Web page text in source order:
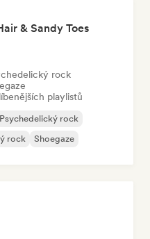
& Sandy Toes
rock
playlistů
Psychedelický rock
rock Shoegaze